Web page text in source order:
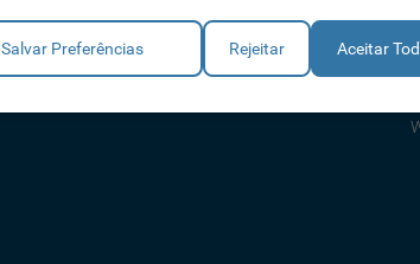
Integradores
Salvar Preferências Rejeitar Aceitar